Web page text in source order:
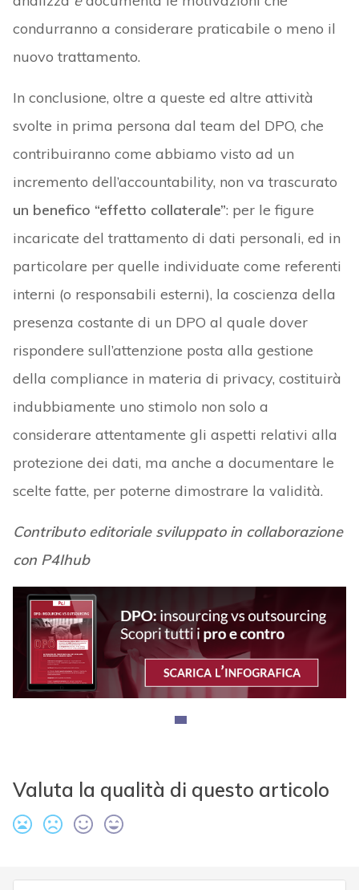
condurranno a considerare praticabile o meno il
nuovo trattamento.
In conclusione, oltre a queste ed altre attività
svolte in prima persona dal team del DPO, che
contribuiranno come abbiamo visto ad un
incremento dell’accountability, non va trascurato
un benefico “effetto collaterale”: per le figure
incaricate del trattamento di dati personali, ed in
particolare per quelle individuate come referenti
interni (o responsabili esterni), la coscienza della
presenza costante di un DPO al quale dover
rispondere sull’attenzione posta alla gestione
della compliance in materia di privacy, costituirà
indubbiamente uno stimolo non solo a
considerare attentamente gli aspetti relativi alla
protezione dei dati, ma anche a documentare le
scelte fatte, per poterne dimostrare la validità.
Contributo editoriale sviluppato in collaborazione
con P4Ihub
Valuta la qualità di questo articolo